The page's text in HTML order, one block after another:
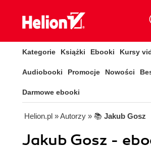
Kategorie Książki Ebooki Kursy
Audiobooki Promocje Nowości
Darmowe ebooki
Helion.pl » Autorzy » 📚 Jakub Gosz
Jakub Gosz -